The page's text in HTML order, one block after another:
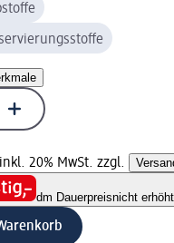
inkl. 20% MwSt. zzgl.
dm Dauerpreisnicht